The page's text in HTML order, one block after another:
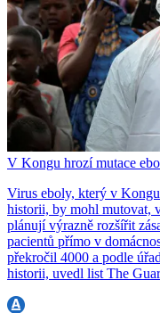
V Kongu hrozí mutace
Virus eboly, který v
historii, by mohl mutovat,
plánují výrazně rozšířit
pacientů přímo v
překročil 4000 a podle
historii, uvedl list The